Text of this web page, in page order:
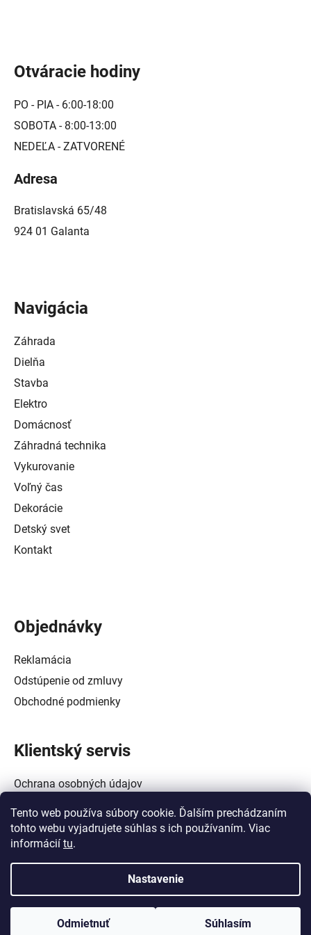
Tento web používa súbory cookie. Ďalším prechádzaním
tohto webu vyjadrujete súhlas s ich používaním. Viac
informácií tu.
Nastavenie
Odmietnuť Súhlasím
Otváracie hodiny
PO - PIA - 6:00-18:00
SOBOTA - 8:00-13:00
NEDEĽA - ZATVORENÉ
Adresa
Bratislavská 65/48
924 01 Galanta
Navigácia
Záhrada
Dielňa
Stavba
Elektro
Domácnosť
Záhradná technika
Vykurovanie
Voľný čas
Dekorácie
Detský svet
Kontakt
Objednávky
Reklamácia
Odstúpenie od zmluvy
Obchodné podmienky
Klientský servis
Ochrana osobných údajov
Alternatívne riešenie spotrebiteľských sporov
Zásady používania súborov cookie (EÚ)
Vytvoril Shoptet a
Adatelier
Copyright 2026Crowtech Tools - Galanta. Všetky práva